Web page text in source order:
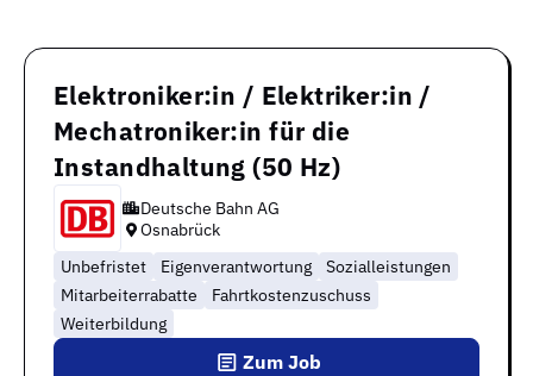
Elektroniker:in / Elektriker:in /
Mechatroniker:in für die
Instandhaltung (50 Hz)
Deutsche Bahn AG
Osnabrück
Unbefristet
Eigenverantwortung
Sozialleistungen
Mitarbeiterrabatte
Fahrtkostenzuschuss
Weiterbildung
Zum Job